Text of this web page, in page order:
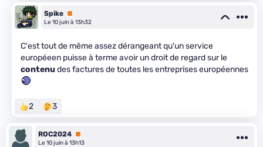
Spike Premium
Le 10 juin à 13h32
C'est tout de même assez dérangeant qu'un service
européeen puisse à terme avoir un droit de regard sur le
contenudes factures de toutes les entreprises européennes
2 3
ROC2024 Premium
Le 10 juin à 13h13